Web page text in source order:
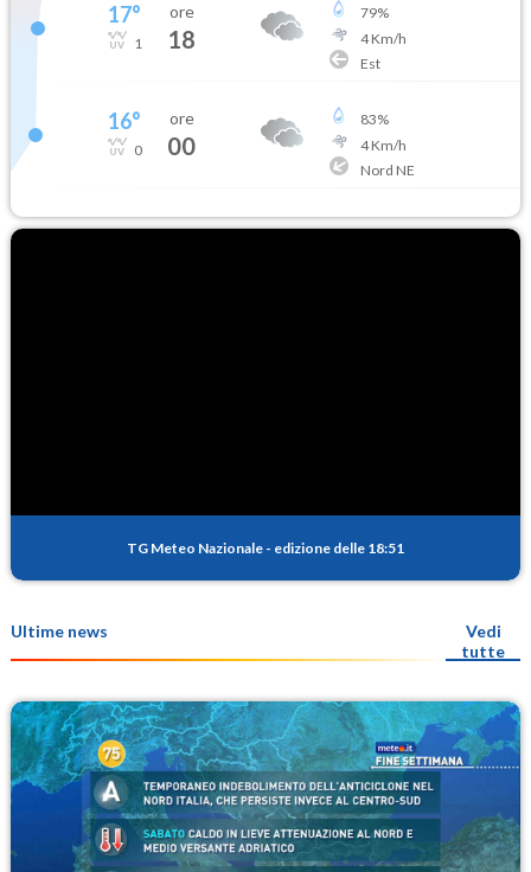
17°
1
ore
18
79%
4Km/h
Est
16°
0
ore
00
83%
4Km/h
Nord NE
TG Meteo Nazionale - edizione delle 18:51
Ultime news
Vedi
tutte